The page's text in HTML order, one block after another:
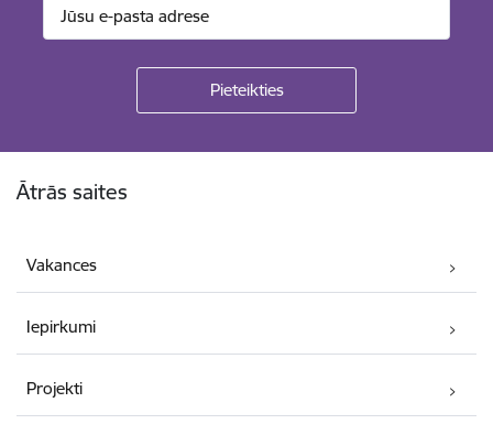
Ātrās saites
Vakances
Iepirkumi
Projekti